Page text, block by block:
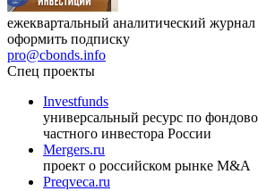
ежеквартальный аналитический журнал
оформить подписку
pro@cbonds.info
Спец проекты
Investfunds
универсальный ресурс по
частного инвестора России
Mergers.ru
проект о российском рынке M&A
Preqveca.ru